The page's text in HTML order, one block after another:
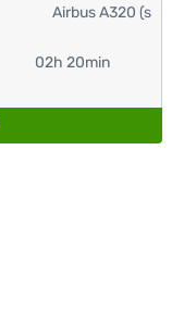
02h 20min
Airbus A320 (s